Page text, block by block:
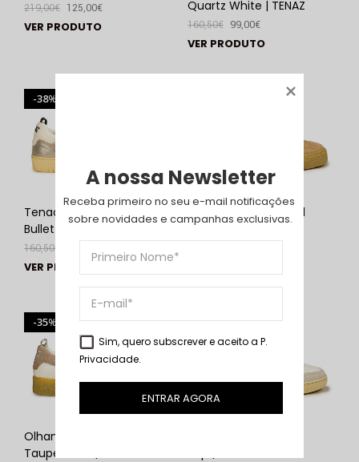
219,00€ 125,00€
VER PRODUTO
Quartz White | TENAZ
160,50€ 99,00€
VER PRODUTO
%
38
Tenacity 85LW Silver
Bullet | TENAZ
160,50€
VER PRODUTO
Olhamar 3.0SW Sand
Dune | TENAZ
%
35
Olhamar 3.0LW
Taupe Petal | TENAZ
%
39
A nossa Newsletter
Receba primeiro no seu e-mail notificações
sobre novidades e campanhas exclusivas.
Sim, quero subscrever e aceito a P.
Privacidade.
ENTRAR AGORA